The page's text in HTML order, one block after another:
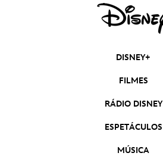
DISNEY+
FILMES
RÁDIO DISNEY
ESPETÁCULOS
MÚSICA